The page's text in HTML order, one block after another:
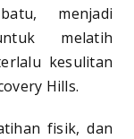
menjadi
melatih
kesulitan
Hills.
fisik, dan